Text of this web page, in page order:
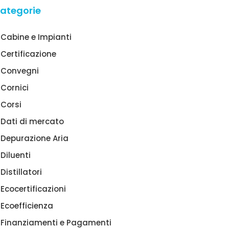
Cabine e Impianti
Certificazione
Convegni
Cornici
Corsi
Dati di mercato
Depurazione Aria
Diluenti
Distillatori
Ecocertificazioni
Ecoefficienza
Finanziamenti e Pagamenti